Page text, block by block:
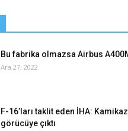
Bu fabrika olmazsa Airbus
Ara 27, 2022
F-16’ları taklit eden İHA:
görücüye çıktı